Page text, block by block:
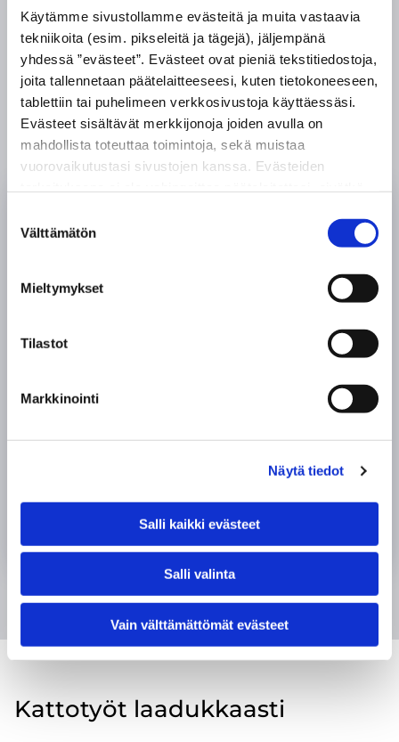
Käytämme sivustollamme evästeitä ja muita vastaavia
tekniikoita (esim. pikseleitä ja tägejä), jäljempänä
yhdessä ”evästeet”. Evästeet ovat pieniä tekstitiedostoja,
joita tallennetaan päätelaitteeseesi, kuten tietokoneeseen,
tablettiin tai puhelimeen verkkosivustoja käyttäessäsi.
Evästeet sisältävät merkkijonoja joiden avulla on
mahdollista toteuttaa toimintoja, sekä muistaa
vuorovaikutustasi sivustojen kanssa. Evästeiden
viruksia. Evästeisiin voidaan tallentaa tietoja verkossa
toimivan palvelun käytön tai sivustolla vierailun aikana ja
valinta
Välttämätön
Mieltymykset
Tilastot
Markkinointi
Näytä tiedot
Salli kaikki evästeet
Salli valinta
Vain välttämättömät evästeet
LUE LISÄÄ PALVELUISTAMME
kattohuolloissa käytämme
valmistajien tuotteita. Annamme
laatutakuun.
Kattotyöt laadukkaasti